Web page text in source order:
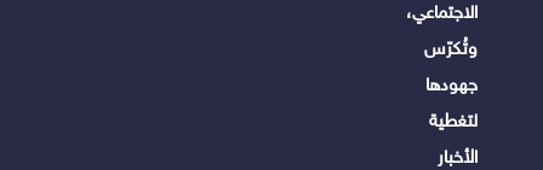
الاجتماعي،
وتُكرّس
جهودها
لتغطية
الأخبار